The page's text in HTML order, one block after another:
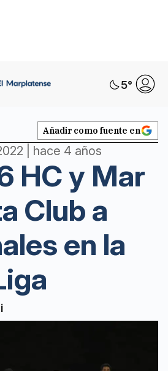
5°
Añadir como fuente en
| hace 4 años
HC y Mar
Club a
en la